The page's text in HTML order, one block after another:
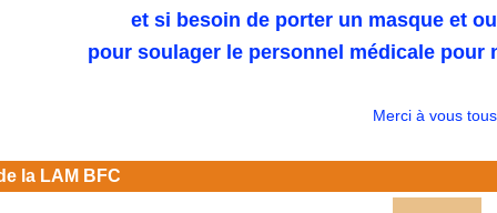
et si besoin de porter un masque et
pour soulager le personnel médicale pour
Merci à vous tous.
la LAM BFC